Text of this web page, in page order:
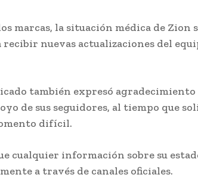
marcas, la situación médica de Zion
recibir nuevas actualizaciones del
también expresó
de sus seguidores, al tiempo que
difícil.
cualquier información sobre su
a través de canales oficiales.